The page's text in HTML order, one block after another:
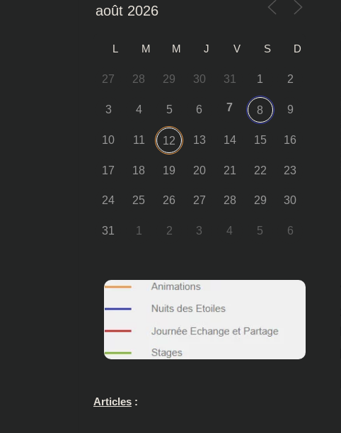
L M M J V S D
27 28 29 30 31 1 2
3 4 5 6 7 8 9
10 11 12 13 14 15 16
17 18 19 20 21 22 23
24 25 26 27 28 29 30
31 1 2 3 4 5 6
Articles :